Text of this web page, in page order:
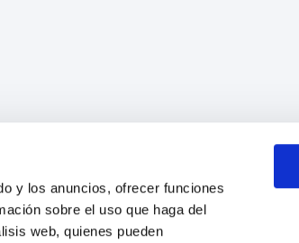
y los anuncios, ofrecer funciones
sobre el uso que haga del
web, quienes pueden